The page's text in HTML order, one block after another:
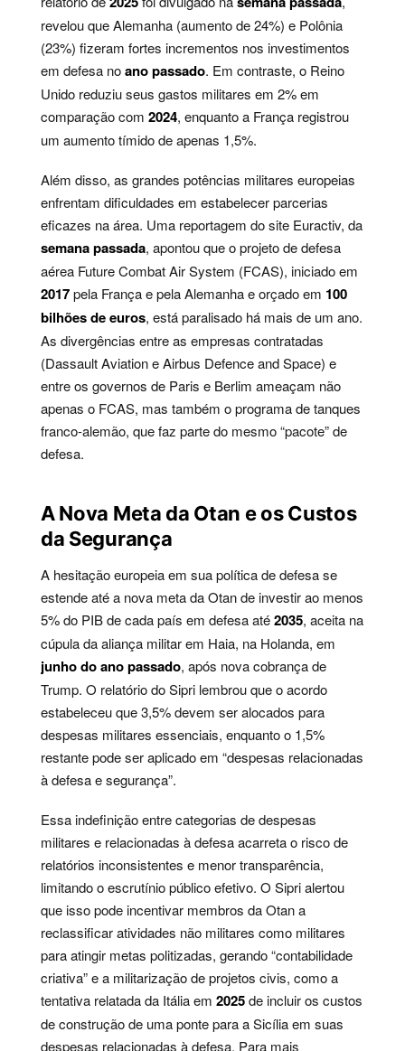
revelou que Alemanha (aumento de 24%) e Polônia
(23%) fizeram fortes incrementos nos investimentos
em defesa noano passado. Em contraste, o Reino
Unido reduziu seus gastos militares em 2% em
comparação com 2024, enquanto a França registrou
um aumento tímido de apenas 1,5%.
Além disso, as grandes potências militares europeias
enfrentam dificuldades em estabelecer parcerias
eficazes na área. Uma reportagem do site Euractiv, da
semana passada, apontou que o projeto de defesa
aérea Future Combat Air System (FCAS), iniciado em
2017pela França e pela Alemanha e orçado em 100
bilhões de euros, está paralisado há mais de um ano.
As divergências entre as empresas contratadas
(Dassault Aviation e Airbus Defence and Space) e
entre os governos de Paris e Berlim ameaçam não
apenas o FCAS, mas também o programa de tanques
franco-alemão, que faz parte do mesmo “pacote” de
defesa.
A Nova Meta da Otan e os Custos
da Segurança
A hesitação europeia em sua política de defesa se
estende até a nova meta da Otan de investir ao menos
5% do PIB de cada país em defesa até2035, aceita na
cúpula da aliança militar em Haia, na Holanda, em
junho do ano passado, após nova cobrança de
Trump. O relatório do Sipri lembrou que o acordo
estabeleceu que 3,5% devem ser alocados para
despesas militares essenciais, enquanto o 1,5%
restante pode ser aplicado em “despesas relacionadas
à defesa e segurança”.
Essa indefinição entre categorias de despesas
militares e relacionadas à defesa acarreta o risco de
relatórios inconsistentes e menor transparência,
limitando o escrutínio público efetivo. O Sipri alertou
que isso pode incentivar membros da Otan a
reclassificar atividades não militares como militares
para atingir metas politizadas, gerando “contabilidade
criativa” e a militarização de projetos civis, como a
tentativa relatada da Itália em 2025de incluir os custos
de construção de uma ponte para a Sicília em suas
despesas relacionadas à defesa. Para mais